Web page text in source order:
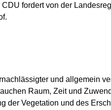
fordert von der
und allgemein
Raum, Zeit und
der Vegetation und des